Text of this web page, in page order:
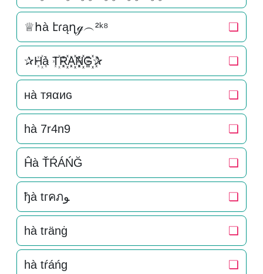
♕հà էɾąղℊ︵²ᵏ⁸ ❏
✰H꙰à T꙰R꙰꙰A꙰꙰N꙰꙰G꙰꙰✰ ❏
нà тяαиɢ ❏
hà 7r4n9 ❏
Ĥà ŤŔÁŃĞ ❏
ђà tгคภﻮ ❏
hà tränġ ❏
hà tŕáńg ❏